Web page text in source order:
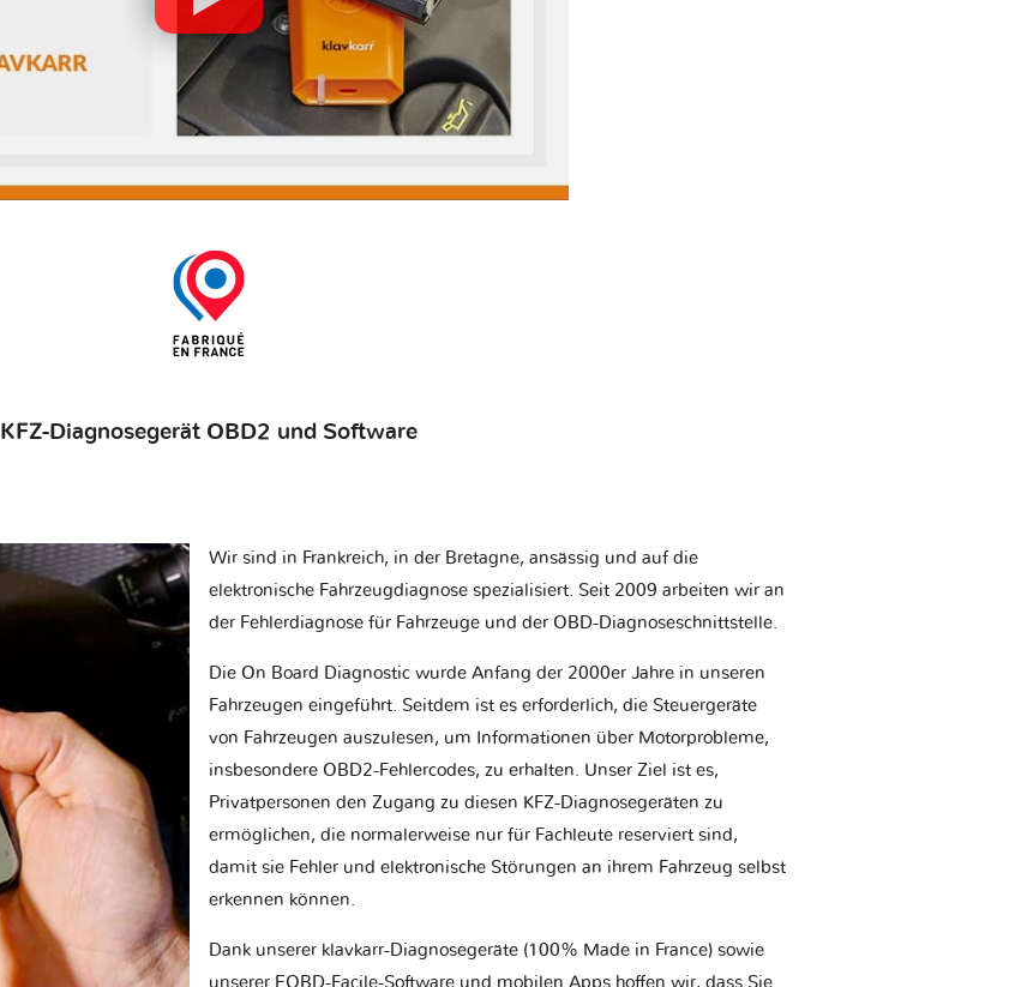
KFZ-Diagnosegerät OBD2 und Software
Wir sind in Frankreich, in der Bretagne, ansässig und auf die
elektronische Fahrzeugdiagnose spezialisiert. Seit 2009 arbeiten wir an
der Fehlerdiagnose für Fahrzeuge und der OBD-Diagnoseschnittstelle.
Die On Board Diagnostic wurde Anfang der 2000er Jahre in unseren
Fahrzeugen eingeführt. Seitdem ist es erforderlich, die Steuergeräte
von Fahrzeugen auszulesen, um Informationen über Motorprobleme,
insbesondere OBD2-Fehlercodes, zu erhalten. Unser Ziel ist es,
Privatpersonen den Zugang zu diesen KFZ-Diagnosegeräten zu
ermöglichen, die normalerweise nur für Fachleute reserviert sind,
damit sie Fehler und elektronische Störungen an ihrem Fahrzeug selbst
erkennen können.
Dank unserer klavkarr-Diagnosegeräte (100% Made in France) sowie
unserer EOBD-Facile-Software und mobilen Apps hoffen wir, dass Sie